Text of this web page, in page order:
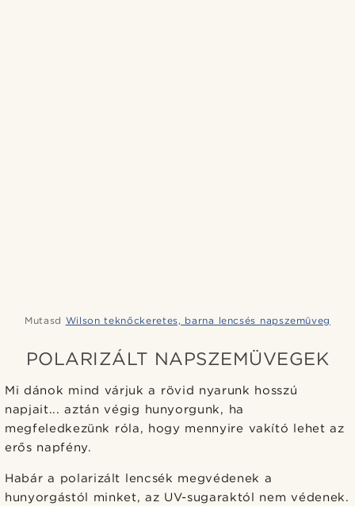
Mutasd Wilson teknőckeretes, barna lencsés napszemüveg
POLARIZÁLT NAPSZEMÜVEGEK
Mi dánok mind várjuk a rövid nyarunk hosszú
napjait... aztán végig hunyorgunk, ha
megfeledkezünk róla, hogy mennyire vakító lehet az
erős napfény.
Habár a polarizált lencsék megvédenek a
hunyorgástól minket, az UV-sugaraktól nem védenek.